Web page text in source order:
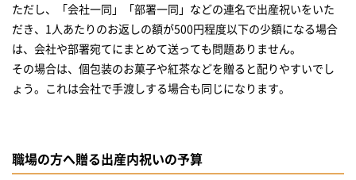
ただし、「会社一同」「部署一同」などの連名で出産祝いをいた
だき、1人あたりのお返しの額が500円程度以下の少額になる場合
は、会社や部署宛てにまとめて送っても問題ありません。
その場合は、個包装のお菓子や紅茶などを贈ると配りやすいでし
ょう。これは会社で手渡しする場合も同じになります。
職場の方へ贈る出産内祝いの予算